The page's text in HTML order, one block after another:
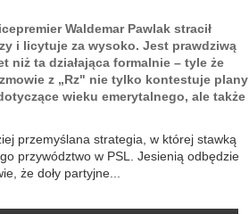
Waldemar Pawlak stracił
i licytuje za wysoko. Jest prawdziwą
niż ta działająca formalnie – tyle że
z „Rz" nie tylko kontestuje plany
wieku emerytalnego, ale także
przemyślana strategia, w której stawką
przywództwo w PSL. Jesienią odbędzie
że doły partyjne...